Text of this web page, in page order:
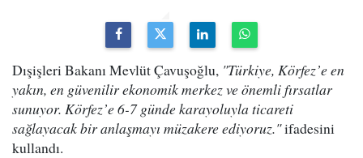
Dışişleri Bakanı Mevlüt Çavuşoğlu, "Türkiye, Körfez’e en
yakın, en güvenilir ekonomik merkez ve önemli fırsatlar
sunuyor. Körfez’e 6-7 günde karayoluyla ticareti
sağlayacak bir anlaşmayı müzakere ediyoruz."ifadesini
kullandı.